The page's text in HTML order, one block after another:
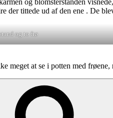
der tittede ud af den ene . De
og to frø
meget at se i potten med